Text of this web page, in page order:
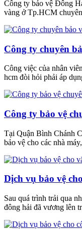
Công ty bảo vệ Đông
vàng ở Tp.HCM
Công ty chuyên
Công việc của nhân
hcm đòi hỏi phải áp
Công ty bảo vệ
Tại Quận Bình Chánh
bảo vệ cho các nhà
Dịch vụ bảo vệ
Sau quá trình trải qua
đông hải đã vương lên